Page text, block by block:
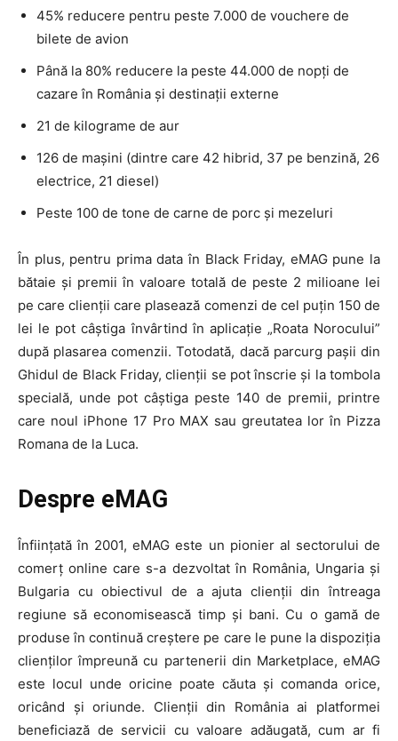
HOMEPAGE
NEWS
EVENIMENTE
MARKETING
45% reducere pentru peste 7.000 de vouchere de
bilete de avion
Până la 80% reducere la peste 44.000 de nopți de
cazare în România și destinații externe
21 de kilograme de aur
126 de mașini (dintre care 42 hibrid, 37 pe benzină, 26
electrice, 21 diesel)
Peste 100 de tone de carne de porc și mezeluri
În plus, pentru prima data în Black Friday, eMAG pune la
bătaie și premii în valoare totală de peste 2 milioane lei
pe care clienții care plasează comenzi de cel puțin 150 de
lei le pot câștiga învârtind în aplicație „Roata Norocului”
după plasarea comenzii. Totodată, dacă parcurg pașii din
Ghidul de Black Friday, clienții se pot înscrie și la tombola
specială, unde pot câștiga peste 140 de premii, printre
care noul iPhone 17 Pro MAX sau greutatea lor în Pizza
Romana de la Luca.
Despre eMAG
Înființată în 2001, eMAG este un pionier al sectorului de
comerţ online care s-a dezvoltat în România, Ungaria și
Bulgaria cu obiectivul de a ajuta clienții din întreaga
regiune să economisească timp și bani. Cu o gamă de
produse în continuă creștere pe care le pune la dispoziția
clienților împreună cu partenerii din Marketplace, eMAG
este locul unde oricine poate căuta și comanda orice,
oricând și oriunde. Clienții din România ai platformei
beneficiază de servicii cu valoare adăugată, cum ar fi